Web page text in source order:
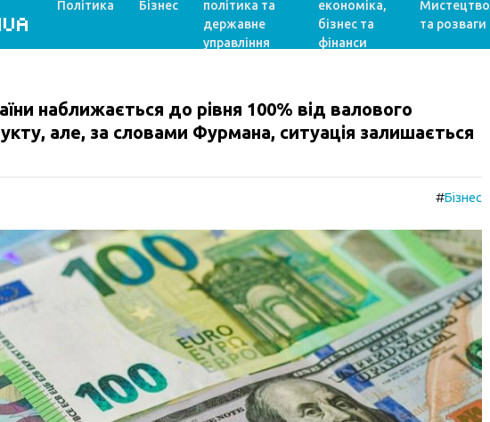
Політика Бізнес
політика та
державне
управління
економіка,
бізнес та
фінанси
Мистецтво
та розваги
наближається до рівня 100% від валового
але, за словами Фурмана, ситуація залишається
#Бізнес